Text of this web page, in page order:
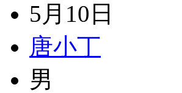
5月10日
唐小丁
男